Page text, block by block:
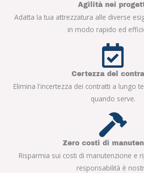
Agilità nei
Adatta la tua attrezzatura alle diverse
in modo rapido ed
Certezza del
Elimina l'incertezza dei contratti a lungo
quando serve.
Zero costi di
Risparmia sui costi di manutenzione e
responsabilità è